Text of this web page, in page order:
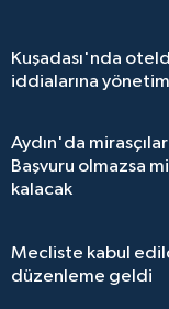
Kuşadası'nda
iddialarına
Aydın'da
Başvuru olmazsa
kalacak
Mecliste kabul
düzenleme geldi